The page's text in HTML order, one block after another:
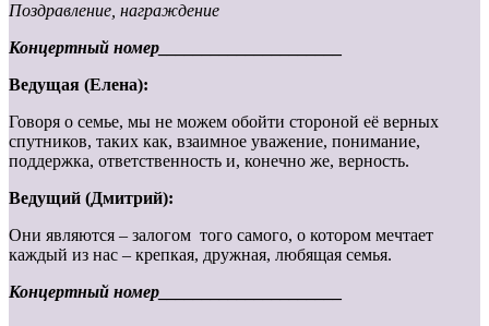
Поздравление, награждение
Концертный номер_____________________
Ведущая (Елена):
Говоря о семье, мы не можем обойти стороной её верных
спутников, таких как, взаимное уважение, понимание,
поддержка, ответственность и, конечно же, верность.
Ведущий (Дмитрий):
Они являются – залогом того самого, о котором мечтает
каждый из нас – крепкая, дружная, любящая семья.
Концертный номер_____________________